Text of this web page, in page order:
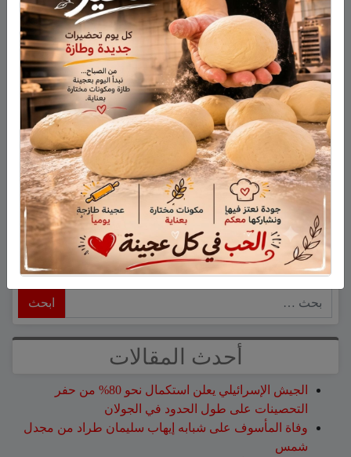
العرض الأخير يوم الأربعاء الواقع في
29\01\2014، وهي كوميديا شعبية من قصص
الكاتب سلام الراسي.
إضغط هنا لمشاهدة المزيد من الصور
نشر في ثقافة أدب وفن طرب وفن Tagged أخوات
شكسبير ،أديب الصفدي،رائدة غزالة ريم تلحمي ،قاعة
الجلاء، مسرح عيون ، ميرنا سخلة
أحدث المقالات
الجيش الإسرائيلي يعلن استكمال نحو 80% من حفر
التحصينات على طول الحدود في الجولان
وفاة المأسوف على شبابه إيهاب سليمان طراد من مجدل
شمس